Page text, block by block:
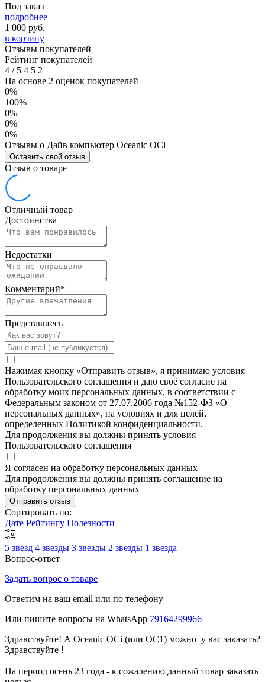
Под заказ
подробнее
1 000 руб.
в корзину
Отзывы покупателей
Рейтинг покупателей
4 /5 4 5 2
На основе 2 оценок покупателей
0%
100%
0%
0%
0%
Отзывы о Дайв компьютер Oceanic OCi
Оставить свой отзыв
Отзыв о товаре
Отличный товар
Достоинства
Недостатки
Комментарий*
Представьтесь
Нажимая кнопку «Отправить отзыв», я принимаю условия
Пользовательского соглашения и даю своё согласие на
обработку моих персональных данных, в соответствии с
Федеральным законом от 27.07.2006 года №152-ФЗ «О
персональных данных», на условиях и для целей,
определенных Политикой конфиденциальности.
Для продолжения вы должны принять условия
Пользовательского соглашения
Я согласен на обработку персональных данных
Для продолжения вы должны принять соглашение на
обработку персональных данных
Отправить отзыв
Сортировать по:
Дате Рейтингу Полезности
5 звезд 4 звезды 3 звезды 2 звезды 1 звезда
Вопрос-ответ
Задать вопрос о товаре
Ответим на ваш email или по телефону
Или пишите вопросы на WhatsApp 79164299966
Здравствуйте! А Oceanic OCi (или OC1) можно у вас заказать?
Здравствуйте !
На период осень 23 года - к сожалению данный товар заказать